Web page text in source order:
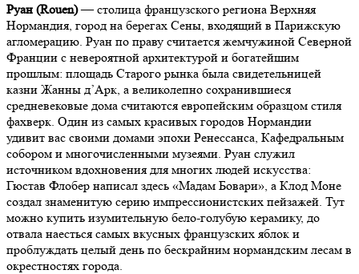
Руан (Rouen) — столица французского региона Верхняя
Нормандия, город на берегах Сены, входящий в Парижскую
агломерацию. Руан по праву считается жемчужиной Северной
Франции с невероятной архитектурой и богатейшим
прошлым: площадь Старого рынка была свидетельницей
казни Жанны д’Арк, а великолепно сохранившиеся
средневековые дома считаются европейским образцом стиля
фахверк. Один из самых красивых городов Нормандии
удивит вас своими домами эпохи Ренессанса, Кафедральным
собором и многочисленными музеями. Руан служил
источником вдохновения для многих людей искусства:
Гюстав Флобер написал здесь «Мадам Бовари», а Клод Моне
создал знаменитую серию импрессионистских пейзажей. Тут
можно купить изумительную бело-голубую керамику, до
отвала наесться самых вкусных французских яблок и
проблуждать целый день по бескрайним нормандским лесам в
окрестностях города.